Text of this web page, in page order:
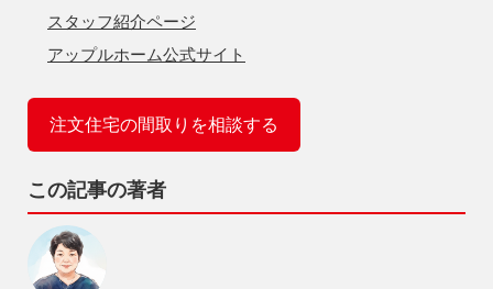
スタッフ紹介ページ
アップルホーム公式サイト
注文住宅の間取りを相談する
この記事の著者